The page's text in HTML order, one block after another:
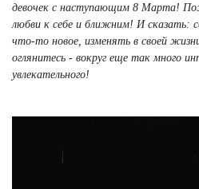
девочек с наступающим 8 Марта!
любви к себе и ближним! И сказать:
что-то новое, изменять в своей
оглянитесь - вокруг еще так много
увлекательного!